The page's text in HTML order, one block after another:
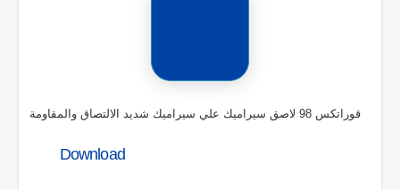
قوراتكس 98 لاصق سيراميك علي سيراميك شديد الالتصاق والمقاومة
Download